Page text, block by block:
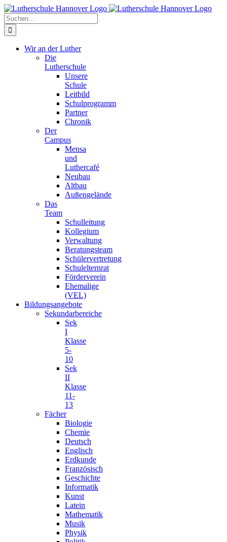
Zum
Inhalt
springen
Facebook
X
Instagram
Pinterest
Suche
nach:
Wir an der Luther
Die
Lutherschule
Unsere
Schule
Leitbild
Schulprogramm
Partner
Chronik
Der
Campus
Mensa
und
Luthercafé
Neubau
Altbau
Außengelände
Das
Team
Schulleitung
Kollegium
Verwaltung
Beratungsteam
Schülervertretung
Schulelternrat
Förderverein
Ehemalige
(VEL)
Bildungsangebote
Sekundarbereiche
Sek
I
Klasse
5-
10
Sek
II
Klasse
11-
13
Fächer
Biologie
Chemie
Deutsch
Englisch
Erdkunde
Französisch
Geschichte
Informatik
Kunst
Latein
Mathematik
Musik
Physik